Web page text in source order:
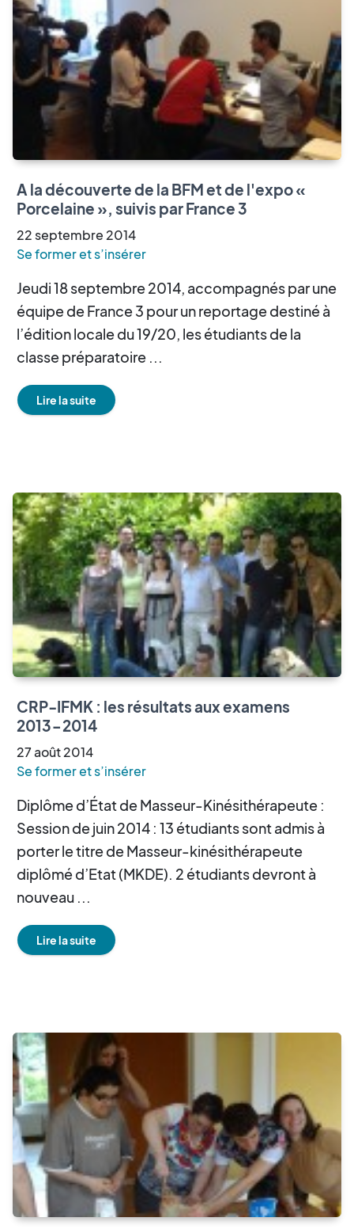
A la découverte de la BFM et de l'expo «
Porcelaine », suivis par France 3
22septembre2014
Se former et s’insérer
Jeudi 18 septembre 2014, accompagnés par une
équipe de France 3 pour un reportage destiné à
l’édition locale du 19/20, les étudiants de la
classe préparatoire ...
Lire la suite
CRP-IFMK : les résultats aux examens
2013-2014
27août2014
Se former et s’insérer
Diplôme d’État de Masseur-Kinésithérapeute :
Session de juin 2014 : 13 étudiants sont admis à
porter le titre de Masseur-kinésithérapeute
diplômé d’Etat (MKDE). 2 étudiants devront à
nouveau ...
Lire la suite